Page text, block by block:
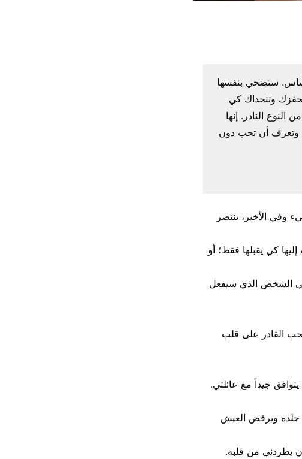
ستضحي بنفسها
وتتحداك كي
النادر. إنها
وتعرف أن تحب دون
وفي الأخير، ينتصر
كي يقبلها فقط؛ أو
الشخص الذي سيفعل
القادر على قلب
يتوافق جيداً مع عائلتي.
جلده ويرفض العيش
يطردني من قلبه.